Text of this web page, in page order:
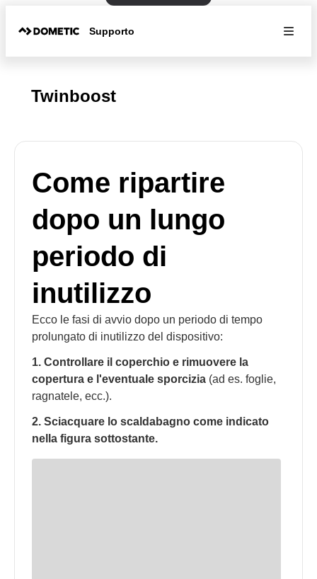
Supporto
Twinboost
Come ripartire
dopo un lungo
periodo di
inutilizzo
Ecco le fasi di avvio dopo un periodo di tempo
prolungato di inutilizzo del dispositivo:
1. Controllare il coperchio e rimuovere la
copertura e l'eventuale sporcizia (ad es. foglie,
ragnatele, ecc.).
2. Sciacquare lo scaldabagno come indicato
nella figura sottostante.